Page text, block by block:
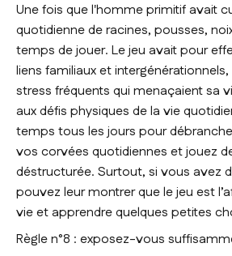
Une fois que l'homme primitif avait
quotidienne de racines, pousses,
temps de jouer. Le jeu avait pour
liens familiaux et
stress fréquents qui menaçaient sa
aux défis physiques de la vie
temps tous les jours pour
vos corvées quotidiennes et jouez
déstructurée. Surtout, si vous avez
pouvez leur montrer que le jeu est
vie et apprendre quelques petites
Règle n°8 : exposez-vous